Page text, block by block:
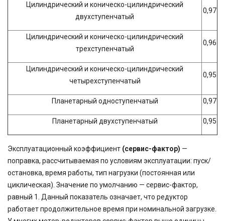
Цилиндрический и коническо-цилиндрический
двухступенчатый
0,97
Цилиндрический и коническо-цилиндрический
трехступенчатый
0,96
Цилиндрический и коническо-цилиндрический
четырехступенчатый
0,95
Планетарный одноступенчатый 0,97
Планетарный двухступенчатый 0,95
Эксплуатационный коэффициент (сервис-фактор) —
поправка, рассчитываемая по условиям эксплуатации: пуск/
остановка, время работы, тип нагрузки (постоянная или
циклическая). Значение по умолчанию — сервис-фактор,
равный 1. Данный показатель означает, что редуктор
работает продолжительное время при номинальной загрузке.